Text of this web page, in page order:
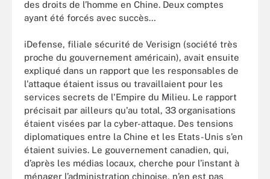
des droits de l’homme en Chine. Deux comptes
ayant été forcés avec succès…
iDefense, filiale sécurité de Verisign (société très
proche du gouvernement américain), avait ensuite
expliqué dans un rapport que les responsables de
l'attaque étaient issus ou travaillaient pour les
services secrets de l'Empire du Milieu. Le rapport
précisait par ailleurs qu'au total, 33 organisations
étaient visées par la cyber-attaque. Des tensions
diplomatiques entre la Chine et les Etats-Unis s’en
étaient suivies. Le gouvernement canadien, qui,
d’après les médias locaux, cherche pour l’instant à
ménager l’administration chinoise, n’en est pas